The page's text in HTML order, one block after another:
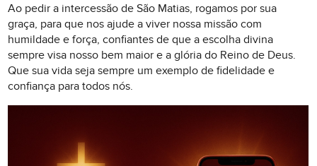
Ao pedir a intercessão de São Matias, rogamos por sua
graça, para que nos ajude a viver nossa missão com
humildade e força, confiantes de que a escolha divina
sempre visa nosso bem maior e a glória do Reino de Deus.
Que sua vida seja sempre um exemplo de fidelidade e
confiança para todos nós.